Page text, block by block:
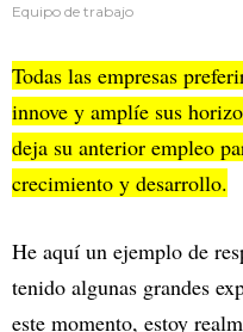
Equipo de trabajo
Todas las empresas
innove y amplíe sus
deja su anterior empleo
crecimiento y desarrollo.
He aquí un ejemplo de
tenido algunas grandes
este momento, estoy